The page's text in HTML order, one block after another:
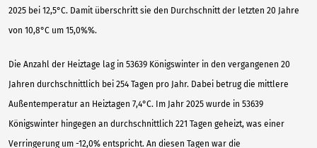
2025 bei 12,5°C. Damit überschritt sie den Durchschnitt der letzten 20 Jahre
von 10,8°C um 15,0%%.
Die Anzahl der Heiztage lag in 53639 Königswinter in den vergangenen 20
Jahren durchschnittlich bei 254 Tagen pro Jahr. Dabei betrug die mittlere
Außentemperatur an Heiztagen 7,4°C. Im Jahr 2025 wurde in 53639
Königswinter hingegen an durchschnittlich 221 Tagen geheizt, was einer
Verringerung um -12,0% entspricht. An diesen Tagen war die